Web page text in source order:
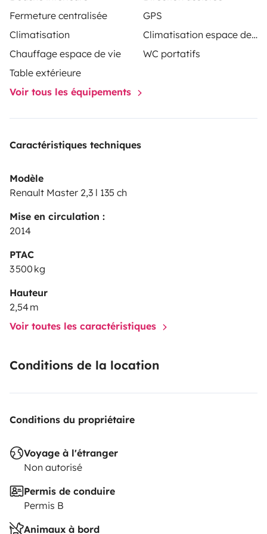
Fermeture centralisée
GPS
Climatisation
Climatisation espace de vie
Chauffage espace de vie
WC portatifs
Table extérieure
Voir tous les équipements
Caractéristiques techniques
Modèle
Renault Master 2,3 l 135 ch
Mise en circulation :
2014
PTAC
3 500 kg
Hauteur
2,54 m
Voir toutes les caractéristiques
Conditions de la location
Conditions du propriétaire
Voyage à l'étranger
Non autorisé
Permis de conduire
Permis B
Animaux à bord